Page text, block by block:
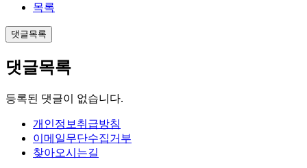
목록
댓글목록
댓글목록
등록된 댓글이 없습니다.
개인정보취급방침
이메일무단수집거부
찾아오시는길